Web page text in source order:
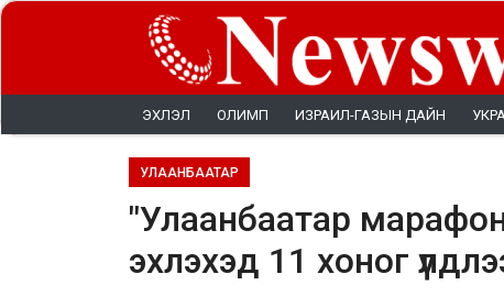
ЭХЛЭЛ ОЛИМП ИЗРАИЛ-ГАЗЫН ДАЙН
УЛААНБААТАР
"Улаанбаатар
эхлэхэд 11 хоног